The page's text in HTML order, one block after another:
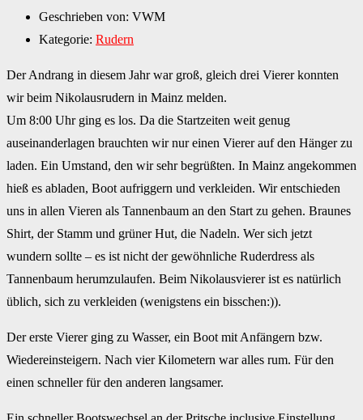
Geschrieben von: VWM
Kategorie: Rudern
Der Andrang in diesem Jahr war groß, gleich drei Vierer konnten
wir beim Nikolausrudern in Mainz melden.
Um 8:00 Uhr ging es los. Da die Startzeiten weit genug
auseinanderlagen brauchten wir nur einen Vierer auf den Hänger zu
laden. Ein Umstand, den wir sehr begrüßten. In Mainz angekommen
hieß es abladen, Boot aufriggern und verkleiden. Wir entschieden
uns in allen Vieren als Tannenbaum an den Start zu gehen. Braunes
Shirt, der Stamm und grüner Hut, die Nadeln. Wer sich jetzt
wundern sollte – es ist nicht der gewöhnliche Ruderdress als
Tannenbaum herumzulaufen. Beim Nikolausvierer ist es natürlich
üblich, sich zu verkleiden (wenigstens ein bisschen:)).
Der erste Vierer ging zu Wasser, ein Boot mit Anfängern bzw.
Wiedereinsteigern. Nach vier Kilometern war alles rum. Für den
einen schneller für den anderen langsamer.